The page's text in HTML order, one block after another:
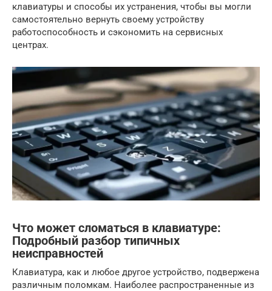
клавиатуры и способы их устранения, чтобы вы могли
самостоятельно вернуть своему устройству
работоспособность и сэкономить на сервисных
центрах.
Что может сломаться в клавиатуре:
Подробный разбор типичных
неисправностей
Клавиатура, как и любое другое устройство, подвержена
различным поломкам. Наиболее распространенные из